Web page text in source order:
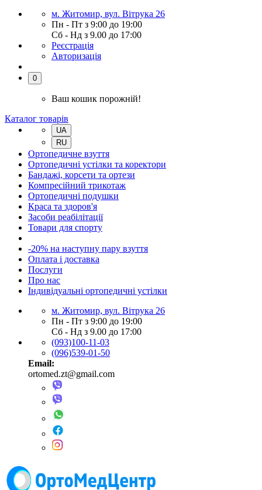
м. Житомир, вул. Вітрука 26
Пн - Пт з 9:00 до 19:00
Сб - Нд з 9.00 до 17:00
Реєстрація
Авторизація
0
Ваш кошик порожній!
Каталог товарів
UA
RU
Ортопедичне взуття
Ортопедичні устілки та коректори
Бандажі, корсети та ортези
Компресійний трикотаж
Ортопедичні подушки
Краса та здоров'я
Засоби реабілітації
Товари для спорту
-20% на наступну пару взуття
Оплата і доставка
Послуги
Про нас
Індивідуальні ортопедичні устілки
м. Житомир, вул. Вітрука 26
Пн - Пт з 9:00 до 19:00
Сб - Нд з 9.00 до 17:00
(093)100-11-03
(096)539-01-50
Email:
ortomed.zt@gmail.com